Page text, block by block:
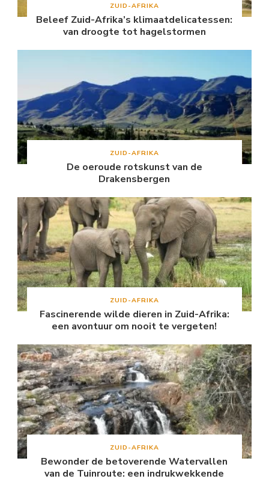
ZUID-AFRIKA
Beleef Zuid-Afrika’s klimaatdelicatessen:
van droogte tot hagelstormen
ZUID-AFRIKA
De oeroude rotskunst van de
Drakensbergen
ZUID-AFRIKA
Fascinerende wilde dieren in Zuid-Afrika:
een avontuur om nooit te vergeten!
ZUID-AFRIKA
Bewonder de betoverende Watervallen
van de Tuinroute: een indrukwekkende